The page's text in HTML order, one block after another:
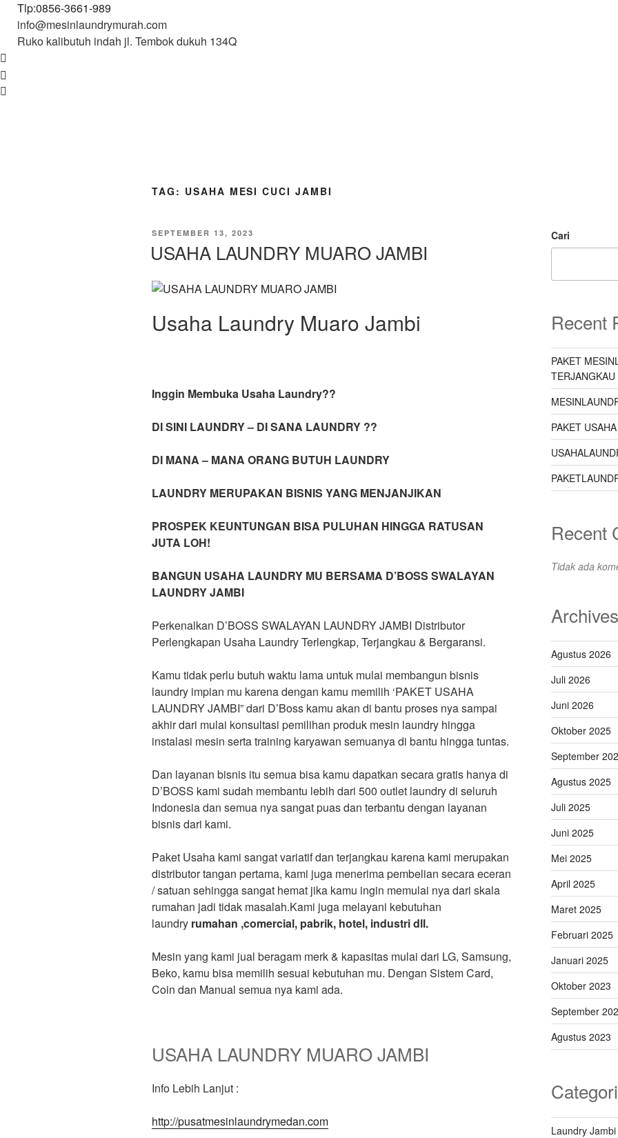
Tlp:0856-3661-989
info@mesinlaundrymurah.com
Ruko kalibutuh indah jl. Tembok dukuh 134Q
TAG: USAHA MESI CUCI JAMBI
POSTED
SEPTEMBER 13, 2023
USAHA LAUNDRY MUARO JAMBI
Usaha Laundry Muaro Jambi
Inggin Membuka Usaha Laundry??
DI SINI LAUNDRY – DI SANA LAUNDRY ??
DI MANA – MANA ORANG BUTUH LAUNDRY
LAUNDRY MERUPAKAN BISNIS YANG MENJANJIKAN
PROSPEK KEUNTUNGAN BISA PULUHAN HINGGA RATUSAN
JUTA LOH!
BANGUN USAHA LAUNDRY MU BERSAMA D’BOSS SWALAYAN
LAUNDRY JAMBI
Perkenalkan D’BOSS SWALAYAN LAUNDRY JAMBI Distributor
Perlengkapan Usaha Laundry Terlengkap, Terjangkau & Bergaransi.
Kamu tidak perlu butuh waktu lama untuk mulai membangun bisnis
laundry impian mu karena dengan kamu memilih ‘PAKET USAHA
LAUNDRY JAMBI” dari D’Boss kamu akan di bantu proses nya sampai
akhir dari mulai konsultasi pemilihan produk mesin laundry hingga
instalasi mesin serta training karyawan semuanya di bantu hingga tuntas.
Dan layanan bisnis itu semua bisa kamu dapatkan secara gratis hanya di
D’BOSS kami sudah membantu lebih dari 500 outlet laundry di seluruh
Indonesia dan semua nya sangat puas dan terbantu dengan layanan
bisnis dari kami.
Paket Usaha kami sangat variatif dan terjangkau karena kami merupakan
distributor tangan pertama, kami juga menerima pembelian secara eceran
/ satuan sehingga sangat hemat jika kamu ingin memulai nya dari skala
rumahan jadi tidak masalah.Kami juga melayani kebutuhan
laundry rumahan ,comercial, pabrik, hotel, industri dll.
Mesin yang kami jual beragam merk & kapasitas mulai dari LG, Samsung,
Beko, kamu bisa memilih sesuai kebutuhan mu. Dengan Sistem Card,
Coin dan Manual semua nya kami ada.
USAHA LAUNDRY MUARO JAMBI
Info Lebih Lanjut :
http://pusatmesinlaundrymedan.com
Cari
Recent
PAKET
TERJANGKAU
PAKET
Recent
Tidak ada
Archives
Agustus 2026
Juli 2026
Juni 2026
Oktober 2025
September
Agustus 2025
Juli 2025
Juni 2025
Mei 2025
April 2025
Maret 2025
Februari 2025
Januari 2025
Oktober 2023
September
Agustus 2023
Laundry Jambi